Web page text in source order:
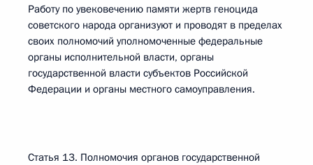
Работу по увековечению памяти жертв геноцида
советского народа организуют и проводят в пределах
своих полномочий уполномоченные федеральные
органы исполнительной власти, органы
государственной власти субъектов Российской
Федерации и органы местного самоуправления.
Статья 13. Полномочия органов государственной